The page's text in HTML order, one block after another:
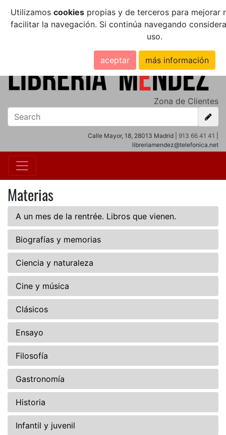
Utilizamos cookiespropias y de terceros para mejorar
facilitar la navegación. Si continúa navegando
uso.
aceptar más información
Zona de Clientes
Calle Mayor, 18, 28013 Madrid | 913 66 41 41
libreriamendez@telefonica.net
Materias
A un mes de la rentrée. Libros que vienen.
Biografías y memorias
Ciencia y naturaleza
Cine y música
Clásicos
Ensayo
Filosofía
Gastronomía
Historia
Infantil y juvenil